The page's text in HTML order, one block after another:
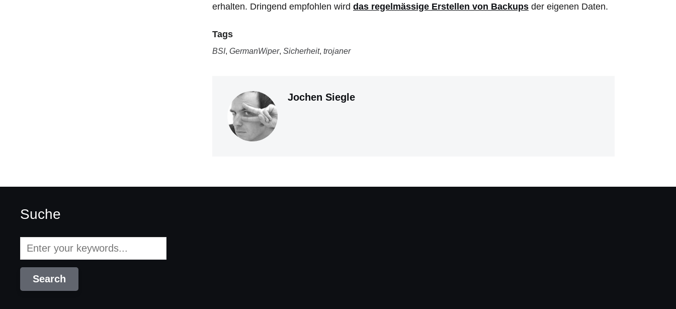
erhalten. Dringend empfohlen wird das regelmässige Erstellen von Backups der eigenen Daten.
Tags
BSI, GermanWiper, Sicherheit, trojaner
Jochen Siegle
Suche